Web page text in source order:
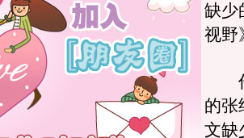
缺少
视野
作
的张
文缺